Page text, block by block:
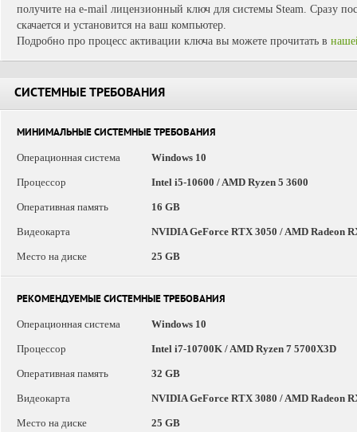
получите на e-mail лицензионный ключ для системы Steam. Сразу
скачается и установится на ваш компьютер.
Подробно про процесс активации ключа вы можете прочитать в
СИСТЕМНЫЕ ТРЕБОВАНИЯ
МИНИМАЛЬНЫЕ СИСТЕМНЫЕ ТРЕБОВАНИЯ
Операционная система
Windows 10
Процессор Intel i5-10600 / AMD Ryzen 5 3600
Оперативная память 16 GB
Видеокарта NVIDIA GeForce RTX 3050 / AMD Radeon
Место на диске 25 GB
РЕКОМЕНДУЕМЫЕ СИСТЕМНЫЕ ТРЕБОВАНИЯ
Операционная система
Windows 10
Процессор Intel i7-10700K / AMD Ryzen 7 5700X3D
Оперативная память 32 GB
Видеокарта NVIDIA GeForce RTX 3080 / AMD Radeon
Место на диске 25 GB